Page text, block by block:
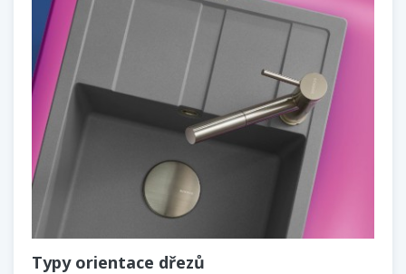
Typy orientace dřezů